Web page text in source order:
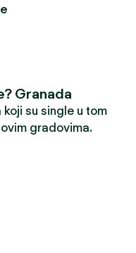
Granada
su single u tom
gradovima.